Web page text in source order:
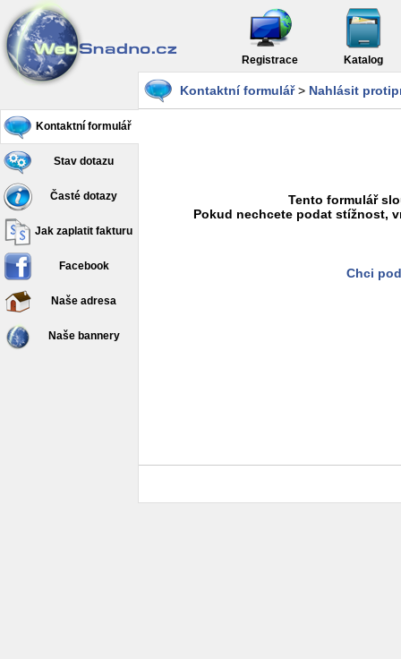
Registrace Katalog
Kontaktní formulář
Stav dotazu
Časté dotazy
Jak zaplatit fakturu
Facebook
Naše adresa
Naše bannery
Kontaktní formulář> Nahlásit
Tento formulář
Pokud nechcete podat stížnost,
Chci